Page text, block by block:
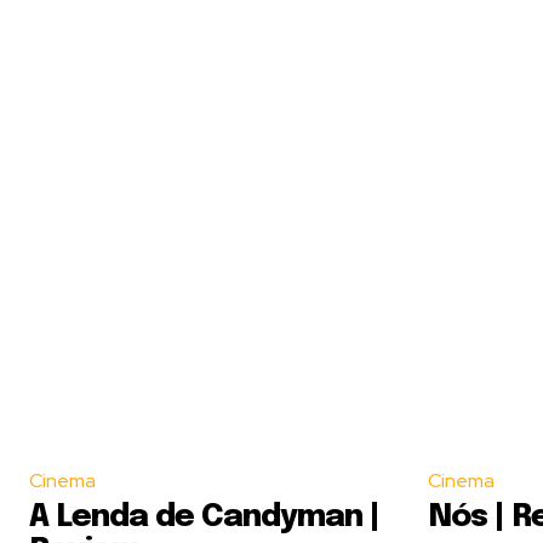
Cinema
A Lenda de Candyman |
Cinema
Nós |